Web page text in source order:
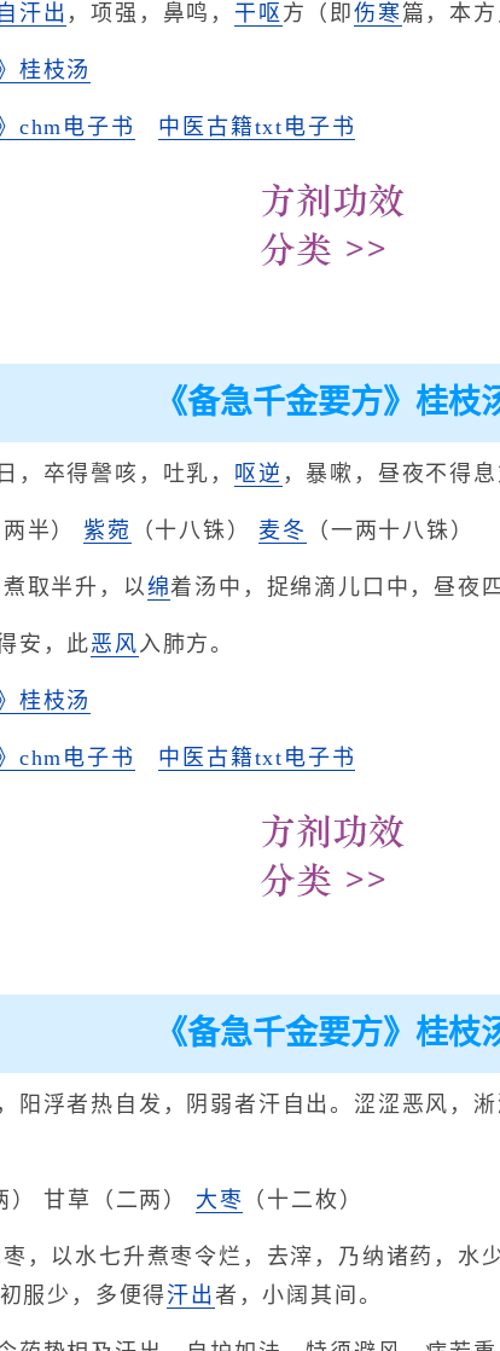
自汗出 ，项强，鼻鸣， 干呕 方（即伤寒篇，本方
桂枝汤
chm电子书 中医古籍txt电子书
《备急千金要方》桂枝
，卒得謦咳，吐乳， 呕逆 ，暴嗽，昼夜不得息
两半）紫菀 （十八铢） 麦冬 （一两十八铢）
取半升，以绵着汤中，捉绵滴儿口中，昼夜
安，此恶风入肺方。
桂枝汤
chm电子书 中医古籍txt电子书
《备急千金要方》桂枝
阳浮者热自发，阴弱者汗自出。涩涩恶风，淅
） 甘草（二两） 大枣 （十二枚）
，以水七升煮枣令烂，去滓，乃纳诸药，水
服少，多便得汗出者，小阔其间。